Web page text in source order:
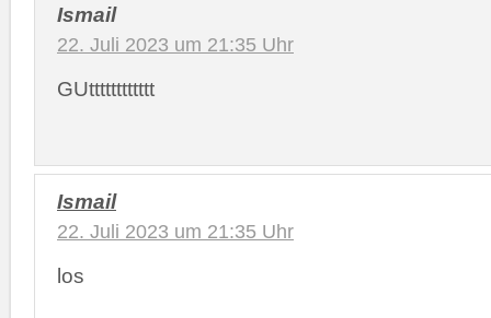
Ismail
22. Juli 2023 um 21:35 Uhr
GUtttttttttttt
Ismail
22. Juli 2023 um 21:35 Uhr
los